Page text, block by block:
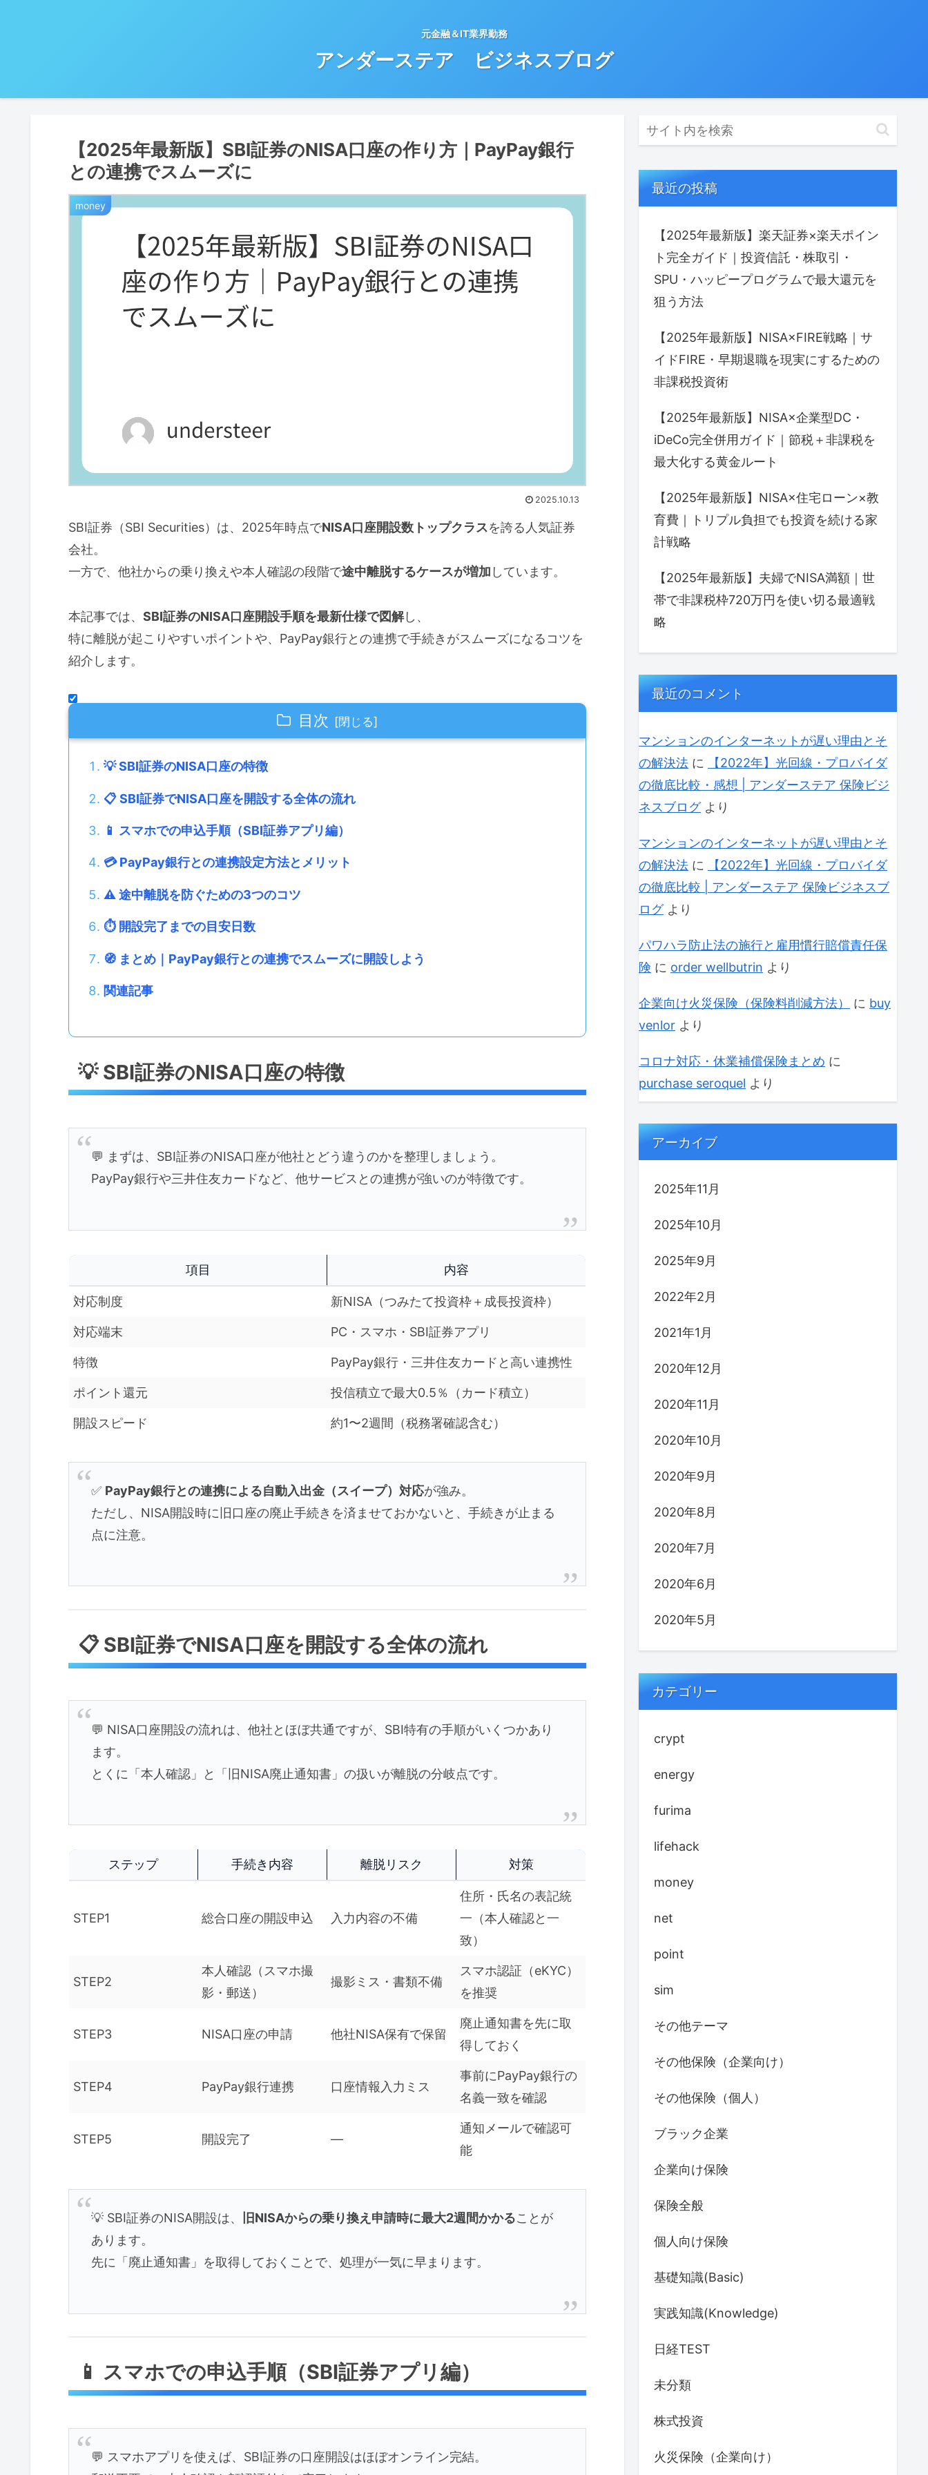
元金融＆IT業界勤務
アンダーステア ビジネスブログ
【2025年最新版】SBI証券のNISA口座の作り方｜PayPay銀行
との連携でスムーズに
money
2025.10.13
SBI証券（SBI Securities）は、2025年時点でNISA口座開設数トップクラスを誇る人気証券
会社。
一方で、他社からの乗り換えや本人確認の段階で途中離脱するケースが増加 しています。
本記事では、 SBI証券のNISA口座開設手順を最新仕様で図解し、
特に離脱が起こりやすいポイントや、PayPay銀行との連携で手続きがスムーズになるコツを
紹介します。
目次
💡 SBI証券のNISA口座の特徴
📋 SBI証券でNISA口座を開設する全体の流れ
📱 スマホでの申込手順（SBI証券アプリ編）
💳 PayPay銀行との連携設定方法とメリット
⚠️ 途中離脱を防ぐための3つのコツ
⏱ 開設完了までの目安日数
🧭 まとめ｜PayPay銀行との連携でスムーズに開設しよう
関連記事
💡 SBI証券のNISA口座の特徴
💬 まずは、SBI証券のNISA口座が他社とどう違うのかを整理しましょう。
PayPay銀行や三井住友カードなど、他サービスとの連携が強いのが特徴です。
項目 内容
対応制度 新NISA（つみたて投資枠＋成長投資枠）
対応端末 PC・スマホ・SBI証券アプリ
特徴 PayPay銀行・三井住友カードと高い連携性
ポイント還元 投信積立で最大0.5％（カード積立）
開設スピード 約1〜2週間（税務署確認含む）
✅ PayPay銀行との連携による自動入出金（スイープ）対応が強み。
ただし、NISA開設時に旧口座の廃止手続きを済ませておかないと、手続きが止まる
点に注意。
📋 SBI証券でNISA口座を開設する全体の流れ
💬 NISA口座開設の流れは、他社とほぼ共通ですが、SBI特有の手順がいくつかあり
ます。
とくに「本人確認」と「旧NISA廃止通知書」の扱いが離脱の分岐点です。
ステップ 手続き内容 離脱リスク 対策
STEP1 総合口座の開設申込 入力内容の不備
住所・氏名の表記統
一（本人確認と一
致）
STEP2
本人確認（スマホ撮
影・郵送）
撮影ミス・書類不備
スマホ認証（eKYC）
を推奨
STEP3 NISA口座の申請 他社NISA保有で保留
廃止通知書を先に取
得しておく
STEP4 PayPay銀行連携 口座情報入力ミス
事前にPayPay銀行の
名義一致を確認
STEP5 開設完了 ―
通知メールで確認可
能
💡 SBI証券のNISA開設は、 旧NISAからの乗り換え申請時に最大2週間かかることが
あります。
先に「廃止通知書」を取得しておくことで、処理が一気に早まります。
📱 スマホでの申込手順（SBI証券アプリ編）
💬 スマホアプリを使えば、SBI証券の口座開設はほぼオンライン完結。
最近の投稿
【2025年最新版】楽天証券×楽天ポイン
ト完全ガイド｜投資信託・株取引・
SPU・ハッピープログラムで最⼤還元を
狙う方法
【2025年最新版】NISA×FIRE戦略｜サ
イドFIRE・早期退職を現実にするための
非課税投資術
【2025年最新版】NISA×企業型DC・
iDeCo完全併用ガイド｜節税＋非課税を
最大化する黄金ルート
【2025年最新版】NISA×住宅ローン×教
育費｜トリプル負担でも投資を続ける家
計戦略
【2025年最新版】夫婦でNISA満額｜世
帯で非課税枠720万円を使い切る最適戦
略
最近のコメント
マンションのインターネットが遅い理由とそ
の解決法 に
【2022年】光回線・プロバイダ
の徹底比較・感想 | アンダーステア 保険ビジ
ネスブログより
マンションのインターネットが遅い理由とそ
の解決法 に
【2022年】光回線・プロバイダ
の徹底比較 | アンダーステア 保険ビジネスブ
ログより
パワハラ防止法の施行と雇用慣行賠償責任保
険 に order wellbutrin より
企業向け火災保険（保険料削減方法） に buy
venlor より
コロナ対応・休業補償保険まとめ に
purchase seroquel より
アーカイブ
2025年11月
2025年10月
2025年9月
2022年2月
2021年1月
2020年12月
2020年11月
2020年10月
2020年9月
2020年8月
2020年7月
2020年6月
2020年5月
カテゴリー
crypt
energy
furima
lifehack
money
net
point
sim
その他テーマ
その他保険（企業向け）
その他保険（個人）
ブラック企業
企業向け保険
保険全般
個人向け保険
基礎知識(Basic)
実践知識(Knowledge)
日経TEST
未分類
株式投資
火災保険（企業向け）